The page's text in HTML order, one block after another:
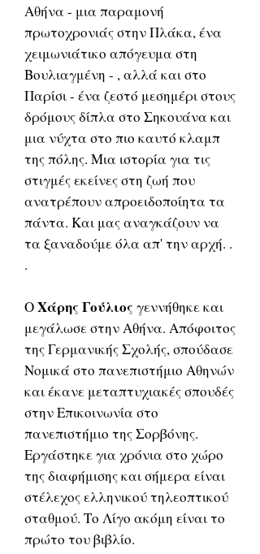
Αθήνα - μια παραμονή
πρωτοχρονιάς στην Πλάκα, ένα
χειμωνιάτικο απόγευμα στη
Βουλιαγμένη - , αλλά και στο
Παρίσι - ένα ζεστό μεσημέρι στους
δρόμους δίπλα στο Σηκουάνα και
μια νύχτα στο πιο καυτό κλαμπ
της πόλης. Μια ιστορία για τις
στιγμές εκείνες στη ζωή που
ανατρέπουν απροειδοποίητα τα
πάντα. Και μας αναγκάζουν να
τα ξαναδούμε όλα απ' την αρχή. .
.
ΟΧάρης Γούλιος γεννήθηκε και
μεγάλωσε στην Αθήνα. Απόφοιτος
της Γερμανικής Σχολής, σπούδασε
Νομικά στο πανεπιστήμιο Αθηνών
και έκανε μεταπτυχιακές σπουδές
στην Επικοινωνία στο
πανεπιστήμιο της Σορβόνης.
Εργάστηκε για χρόνια στο χώρο
της διαφήμισης και σήμερα είναι
στέλεχος ελληνικού τηλεοπτικού
σταθμού. Το Λίγο ακόμη είναι το
πρώτο του βιβλίο.